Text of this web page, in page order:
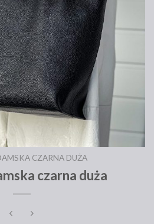
CZARNA DUŻA
czarna duża